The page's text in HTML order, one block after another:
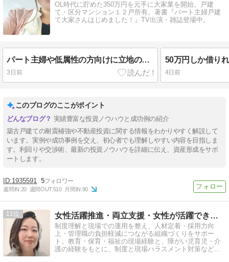
OL時代に貯めた350万円を元手に大家業を開始。戸建
て・区分マンション１２戸所有。著書『パート主婦戸建
て大家さんはじめました！』TV出演・雑誌登場中。
パート主婦や低属性の方向けに立地の考え方について書いてみました
3日前 4日前
このブログのここがポイント
実績豊富な投資ノウハウと成功例の紹介
築古戸建ての耐震補強や不動産投資に関する情報をわかりやすく解説して
います。実例や成功事例を交え、初心者でも理解しやすい内容を目指しま
す。利回りや交渉術、最新の投資ノウハウを詳細に伝え、資産形成をサポ
ートします。
1935591 5
週間IN:20 週間OUT:510 月間IN:90
11 女性活躍推進・両立支援・女性が活躍できる職場づくり
制度理解と現場での運用を整え、人材定着・採用力向
上・管理職の負担軽減につながる組織づくりをサポー
ト。教育・保育・福祉の現場経験と、障がい児育児・介
護の経験をもとに、制度と現場ハラスメント対策など、